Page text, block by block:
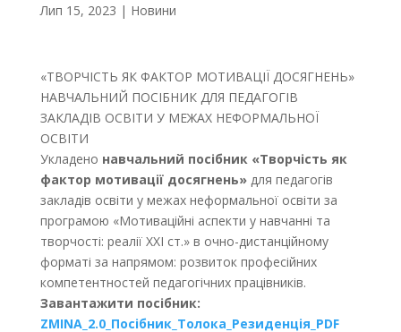
Лип 15, 2023 | Новини
«ТВОРЧІСТЬ ЯК ФАКТОР МОТИВАЦІЇ ДОСЯГНЕНЬ»
НАВЧАЛЬНИЙ ПОСІБНИК ДЛЯ ПЕДАГОГІВ
ЗАКЛАДІВ ОСВІТИ У МЕЖАХ НЕФОРМАЛЬНОЇ
ОСВІТИ
Укладено навчальний посібник «Творчість як
фактор мотивації досягнень»для педагогів
закладів освіти у межах неформальної освіти за
програмою «Мотиваційні аспекти у навчанні та
творчості: реалії ХХІ ст.» в очно-дистанційному
форматі за напрямом: розвиток професійних
компетентностей педагогічних працівників.
Завантажити посібник:
ZMINA_2.0_Посібник_Толока_Резиденція_PDF